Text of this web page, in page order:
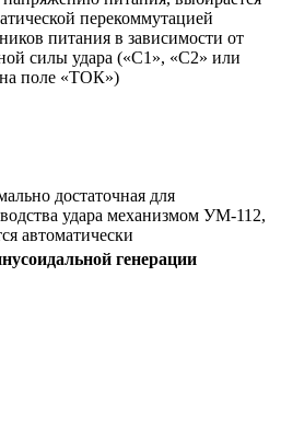
перекоммутацией
питания в зависимости от
силы удара («С1», «С2» или
поле «ТОК»)
достаточная для
удара механизмом УМ-112,
автоматически
генерации